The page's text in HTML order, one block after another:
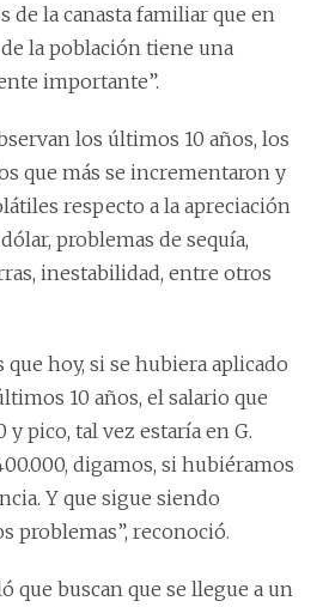
de la canasta familiar que en
la población tiene una
importante”.
los últimos 10 años, los
que más se incrementaron y
respecto a la apreciación
problemas de sequía,
inestabilidad, entre otros
hoy, si se hubiera aplicado
10 años, el salario que
y pico, tal vez estaría en G.
digamos, si hubiéramos
Y que sigue siendo
problemas”, reconoció.
que buscan que se llegue a un